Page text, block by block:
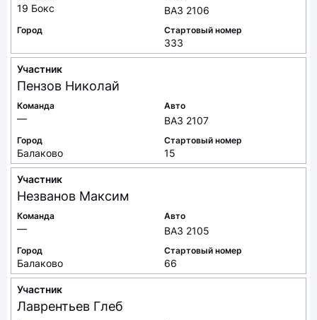
19 Бокс ВАЗ 2106
Город Стартовый номер
333
Участник
Пензов Николай
Команда
—
Авто
ВАЗ 2107
Город
Балаково
Стартовый номер
15
Участник
Незванов Максим
Команда
—
Авто
ВАЗ 2105
Город
Балаково
Стартовый номер
66
Участник
Лаврентьев Глеб